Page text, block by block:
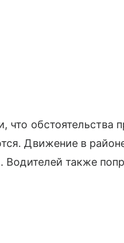
что
Движение в
Водителей также